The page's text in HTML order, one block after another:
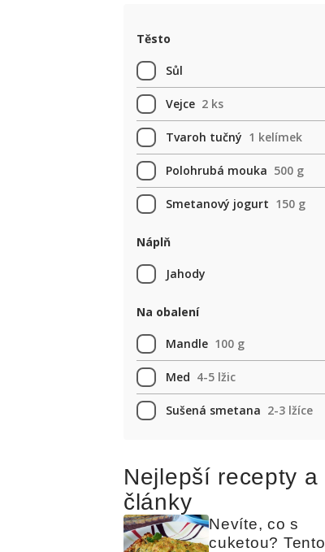
Těsto
Sůl
Vejce 2 ks
Tvaroh tučný 1 kelímek
Polohrubá mouka 500 g
Smetanový jogurt 150 g
Náplň
Jahody
Na obalení
Mandle 100 g
Med 4-5 lžic
Sušená smetana 2-3 lžíce
Nejlepší recepty a
články
Nevíte, co s
cuketou? Tento